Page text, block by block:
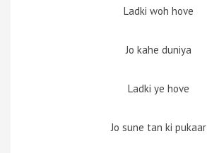
Ladki woh hove
Jo kahe duniya
Ladki ye hove
Jo sune tan ki pukaar